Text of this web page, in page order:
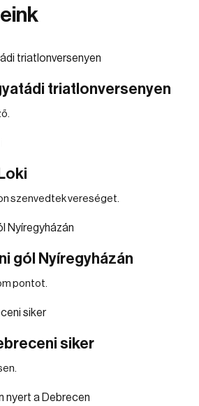
triatlonversenyen
szenvedtek vereséget.
gól Nyíregyházán
pontot.
siker